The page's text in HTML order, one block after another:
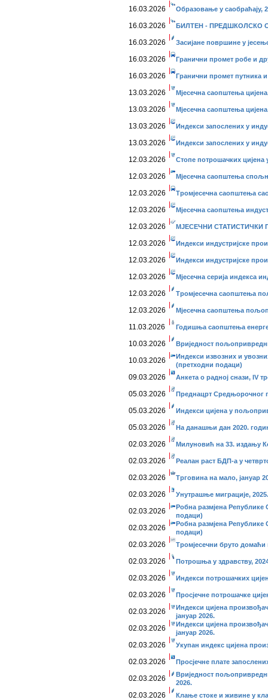
16.03.2026 Образовање у саобраћају,
16.03.2026 БИЛТЕН - ПРЕДШКОЛСКО
16.03.2026 Засијане површине у
16.03.2026 Гранични промет робе и
16.03.2026 Гранични промет путника и
13.03.2026 Мјесечна саопштења
13.03.2026 Мјесечна саопштења
13.03.2026 Индекси запослених у
13.03.2026 Индекси запослених у
12.03.2026 Стопе потрошачких цијена
12.03.2026 Мјесечна саопштења
12.03.2026 Тромјесечна саопштења
12.03.2026 Мјесечна саопштења
12.03.2026 МЈЕСЕЧНИ СТАТИСТИЧКИ
12.03.2026 Индекси индустријске
12.03.2026 Индекси индустријске
12.03.2026 Мјесечна серија индекса
12.03.2026 Тромјесечна саопштења
12.03.2026 Мјесечна саопштења
11.03.2026 Годишња саопштења
10.03.2026 Вриједност
10.03.2026
Индекси извозних и
(претходни подаци)
09.03.2026 Анкета о радној снази, IV
05.03.2026 Преднацрт Средњорочног
05.03.2026 Индекси цијена у
05.03.2026 На данашњи дан 2020.
02.03.2026 Милуновић на 33. издању
02.03.2026 Реалан раст БДП-а у
02.03.2026 Трговина на мало, јануар
02.03.2026 Унутрашње миграције, 2025.
02.03.2026
Робна размјена Републике
подаци)
02.03.2026
Робна размјена Републике
подаци)
02.03.2026 Тромјесечни бруто домаћи
02.03.2026 Потрошња у здрaвству,
02.03.2026 Индекси потрошачких
02.03.2026 Просјечне потрошачке
02.03.2026
Индекси цијена
јануар 2026.
02.03.2026
Индекси цијена
јануар 2026.
02.03.2026 Укупан индекс цијена
02.03.2026 Просјечне плате
02.03.2026
Вриједност
2026.
02.03.2026 Клање стоке и живине у